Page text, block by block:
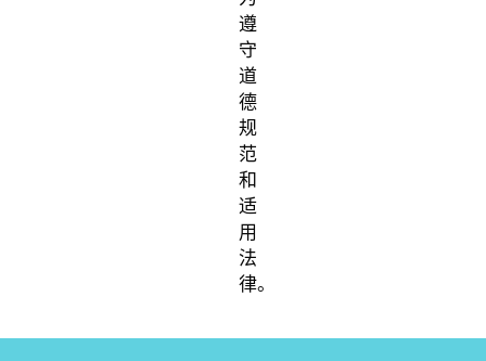
遵
守
道
德
规
范
和
适
用
法
律。